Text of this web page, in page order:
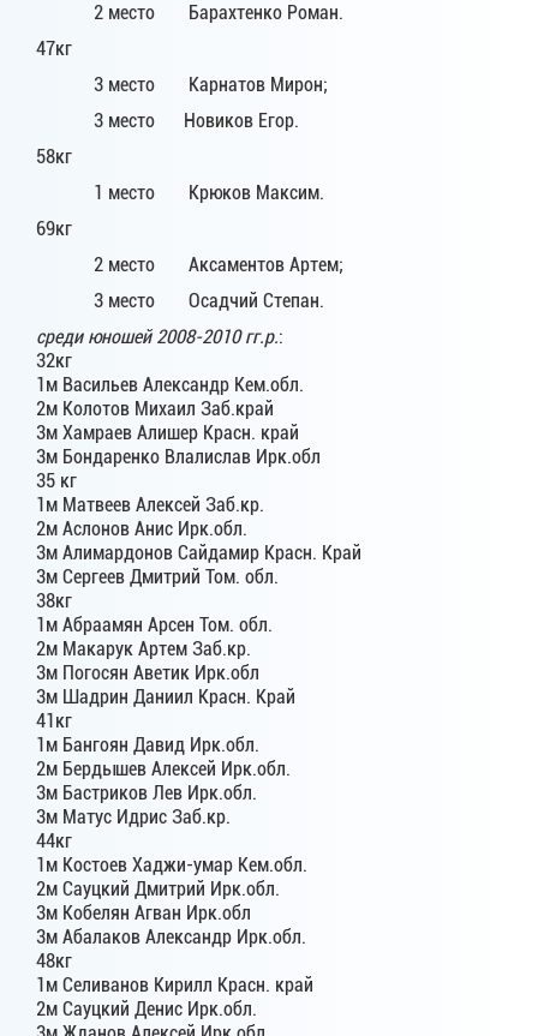
2 место Барахтенко Роман.
47кг
3 место Карнатов Мирон;
3 место Новиков Егор.
58кг
1 место Крюков Максим.
69кг
2 место Аксаментов Артем;
3 место Осадчий Степан.
среди юношей 2008-2010 гг.р.:
32кг
1м Васильев Александр Кем.обл.
2м Колотов Михаил Заб.край
3м Хамраев Алишер Красн. край
3м Бондаренко Влалислав Ирк.обл
35 кг
1м Матвеев Алексей Заб.кр.
2м Аслонов Анис Ирк.обл.
3м Алимардонов Сайдамир Красн. Край
3м Cepгеев Дмитрий Том. обл.
38кг
1м Абраамян Арсен Том. обл.
2м Макарук Артем Заб.кр.
3м Погосян Аветик Ирк.обл
3м Шадрин Даниил Красн. Край
41кг
1м Бангоян Давид Ирк.обл.
2м Бердышев Алексей Ирк.обл.
3м Бастриков Лев Ирк.обл.
3м Матус Идрис Заб.кр.
44кг
1м Костоев Хаджи-умар Кем.обл.
2м Сауцкий Дмитрий Ирк.обл.
3м Кобелян Агван Ирк.обл
3м Абалаков Александр Ирк.обл.
48кг
1м Селиванов Кирилл Красн. край
2м Сауцкий Денис Ирк.обл.